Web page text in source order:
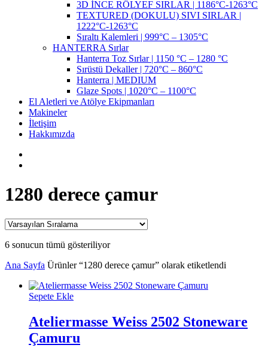
3D İNCE RÖLYEF SIRLAR | 1186°C-1263°C
TEXTURED (DOKULU) SIVI SIRLAR |
1222°C-1263°C
Sıraltı Kalemleri | 999°C – 1305°C
HANTERRA Sırlar
Hanterra Toz Sırlar | 1150 °C – 1280 °C
Sırüstü Dekaller | 720°C – 860°C
Hanterra | MEDIUM
Glaze Spots | 1020°C – 1100°C
El Aletleri ve Atölye Ekipmanları
Makineler
İletişim
Hakkımızda
1280 derece çamur
6 sonucun tümü gösteriliyor
Ana Sayfa Ürünler “1280 derece çamur” olarak etiketlendi
Sepete Ekle
Ateliermasse Weiss 2502 Stoneware
Çamuru